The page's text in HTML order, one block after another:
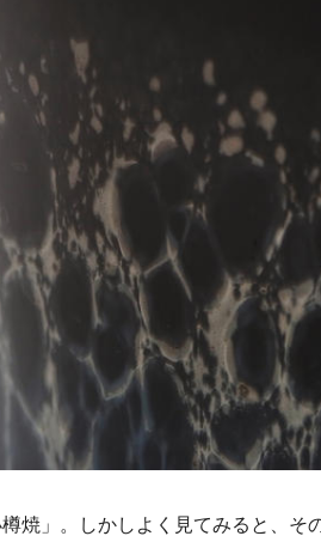
焼」。しかしよく見てみると、そ